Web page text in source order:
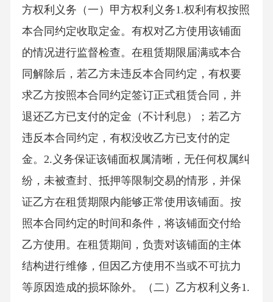
方权利义务（一）甲方权利义务1.权利有权按照
本合同约定收取定金。有权对乙方使用该铺面
的情况进行监督检查。在租赁期限届满或本合
同解除后，若乙方未违反本合同约定，有权要
求乙方按照本合同约定签订正式租赁合同，并
退还乙方已支付的定金（不计利息）；若乙方
违反本合同约定，有权没收乙方已支付的定
金。2.义务保证该铺面权属清晰，无任何权属纠
纷，未被查封、抵押等限制交易的情形，并保
证乙方在租赁期限内能够正常使用该铺面。按
照本合同约定的时间和条件，将该铺面交付给
乙方使用。在租赁期间，负责对该铺面的主体
结构进行维修，但因乙方使用不当或不可抗力
等原因造成的损坏除外。（二）乙方权利义务1.